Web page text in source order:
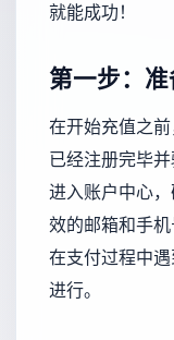
就能成功！
第一步：
在开始充值之
已经注册完毕
进入账户中心
效的邮箱和手
在支付过程中
进行。